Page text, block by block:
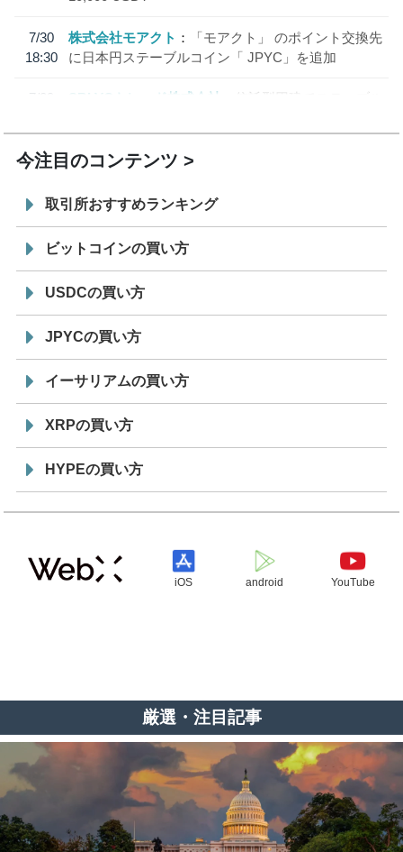
7/30
18:30
株式会社モアクト
「モアクト」 のポイント交換先
に日本円ステーブルコイン「 JPYC」を追加
7/29
SBI VCトレード株式会社
信託型円建てステーブル
今注目のコンテンツ
取引所おすすめランキング
ビットコインの買い方
USDCの買い方
JPYCの買い方
イーサリアムの買い方
XRPの買い方
HYPEの買い方
iOS android YouTube
厳選・注目記事